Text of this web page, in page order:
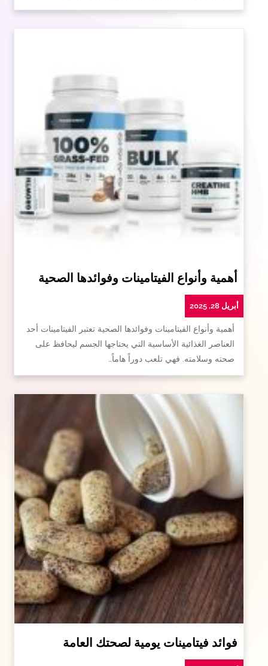
أهمية وأنواع الفيتامينات وفوائدها الصحية
أبريل 28, 2025
أهمية وأنواع الفيتامينات وفوائدها الصحية تعتبر الفيتامينات أحد
العناصر الغذائية الأساسية التي يحتاجها الجسم ليحافظ على
صحته وسلامته. فهي تلعب دوراً هاماً…
فوائد فيتامينات يومية لصحتك العامة